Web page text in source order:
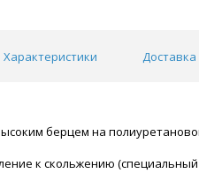
Характеристики Доставка
берцем на
к скольжению